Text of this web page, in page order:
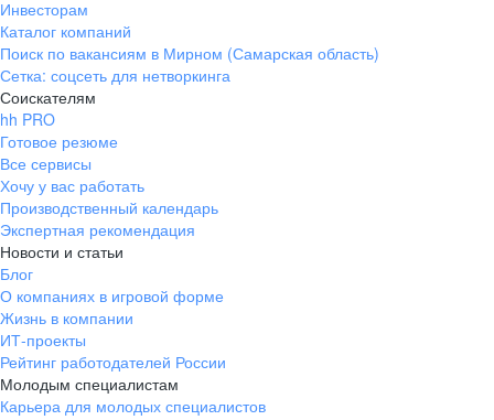
Инвесторам
Каталог компаний
Поиск по вакансиям в Мирном (Самарская область)
Сетка: соцсеть для нетворкинга
Соискателям
hh PRO
Готовое резюме
Все сервисы
Хочу у вас работать
Производственный календарь
Экспертная рекомендация
Новости и статьи
Блог
О компаниях в игровой форме
Жизнь в компании
ИТ-проекты
Рейтинг работодателей России
Молодым специалистам
Карьера для молодых специалистов